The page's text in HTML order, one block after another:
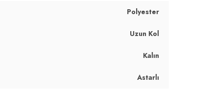
Polyester
Uzun Kol
Kalın
Astarlı